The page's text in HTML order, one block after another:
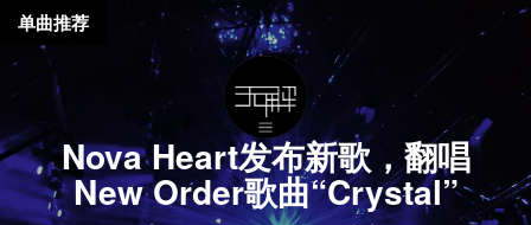
Nova Heart发布新歌，翻唱
New Order歌曲“Crystal”
单曲推荐